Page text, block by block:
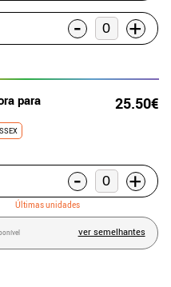
- +
para 25.50€
- +
Últimas unidades
ver semelhantes